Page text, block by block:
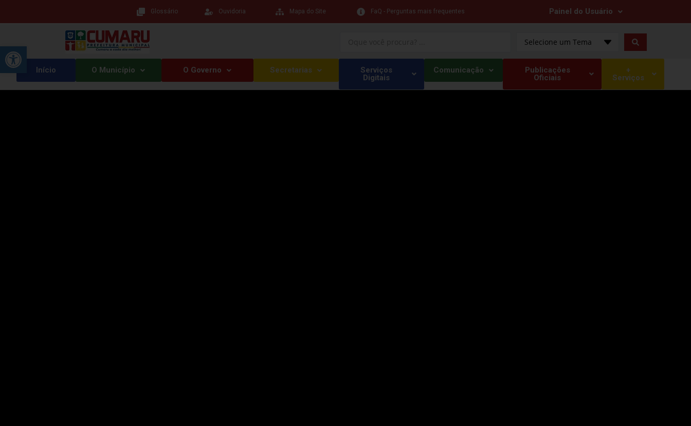
Barra de Ferramentas Aberta
Glossário Ouvidoria Mapa do Site FaQ - Perguntas mais frequentes Painel do Usuário
Selecione um Tema
Início O Município O Governo Secretarias
Serviços
Digitais
Comunicação
Publicações
Oficiais
+
Serviços